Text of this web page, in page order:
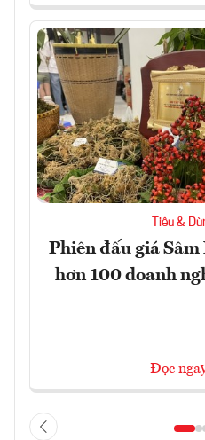
Tiêu &
Phiên đấu giá
hơn 100 doanh
Đọc